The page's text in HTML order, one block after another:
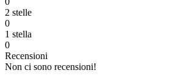
2 stelle
0
1 stella
0
Recensioni
Non ci sono recensioni!